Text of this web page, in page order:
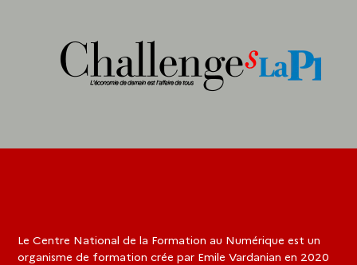
Le Centre National de la Formation au Numérique est un
organisme de formation crée par Emile Vardanian en 2020